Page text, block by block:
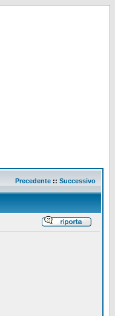
Precedente :: Successivo